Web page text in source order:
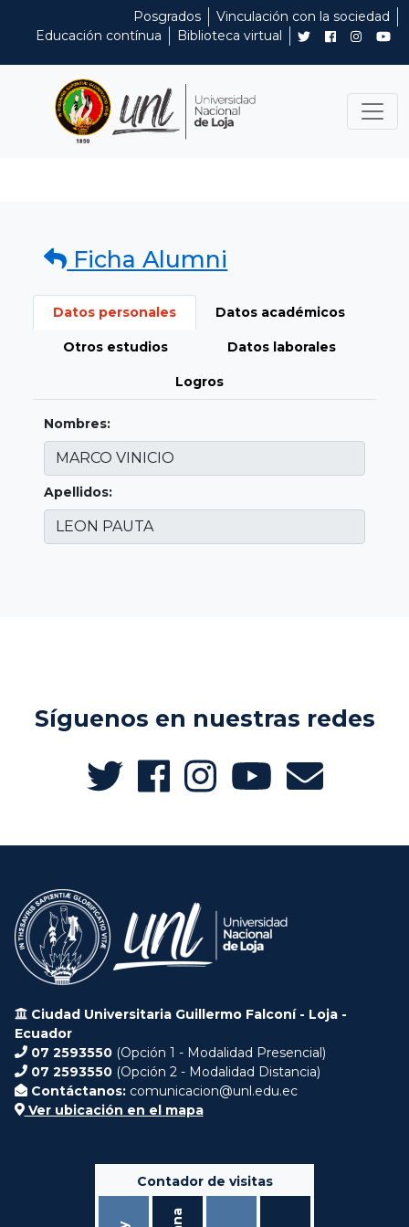
Posgrados
Vinculación con la sociedad
Educación contínua
Biblioteca virtual
Ficha Alumni
Datos personales Datos académicos
Otros estudios Datos laborales
Logros
Nombres:
Apellidos:
Síguenos en nuestras redes
Ciudad Universitaria Guillermo Falconí - Loja -
Ecuador
07 2593550 (Opción 1 - Modalidad Presencial)
07 2593550 (Opción 2 - Modalidad Distancia)
Contáctanos: comunicacion@unl.edu.ec
Ver ubicación en el mapa
Contador de visitas